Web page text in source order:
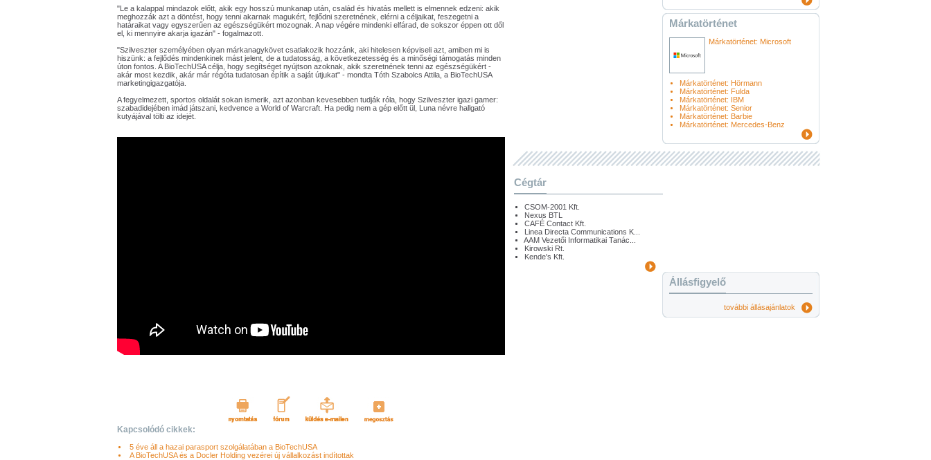
"Le a kalappal mindazok előtt, akik egy hosszú munkanap után, család és hivatás mellett is elmennek edzeni: akik
meghozzák azt a döntést, hogy tenni akarnak magukért, fejlődni szeretnének, elérni a céljaikat, feszegetni a
határaikat vagy egyszerűen az egészségükért mozognak. A nap végére mindenki elfárad, de sokszor éppen ott dől
el, ki mennyire akarja igazán" - fogalmazott.
"Szilveszter személyében olyan márkanagykövet csatlakozik hozzánk, aki hitelesen képviseli azt, amiben mi is
hiszünk: a fejlődés mindenkinek mást jelent, de a tudatosság, a következetesség és a minőségi támogatás minden
úton fontos. A BioTechUSA célja, hogy segítséget nyújtson azoknak, akik szeretnének tenni az egészségükért -
akár most kezdik, akár már régóta tudatosan építik a saját útjukat" - mondta Tóth Szabolcs Attila, a BioTechUSA
marketingigazgatója.
A fegyelmezett, sportos oldalát sokan ismerik, azt azonban kevesebben tudják róla, hogy Szilveszter igazi gamer:
szabadidejében imád játszani, kedvence a World of Warcraft. Ha pedig nem a gép előtt ül, Luna névre hallgató
kutyájával tölti az idejét.
Kapcsolódó cikkek:
5 éve áll a hazai parasport szolgálatában a BioTechUSA
A BioTechUSA és a Docler Holding vezérei új vállalkozást indítottak
Márkatörténet
Márkatörténet: Microsoft
Márkatörténet: Hörmann
Márkatörténet: Fulda
Márkatörténet: IBM
Márkatörténet: Senior
Márkatörténet: Barbie
Márkatörténet: Mercedes-Benz
Cégtár
CSOM-2001 Kft.
Nexus BTL
CAFÉ Contact Kft.
Linea Directa Communications K...
AAM Vezetői Informatikai Tanác...
Kirowski Rt.
Kende's Kft.
Állásfigyelő
további állásajánlatok